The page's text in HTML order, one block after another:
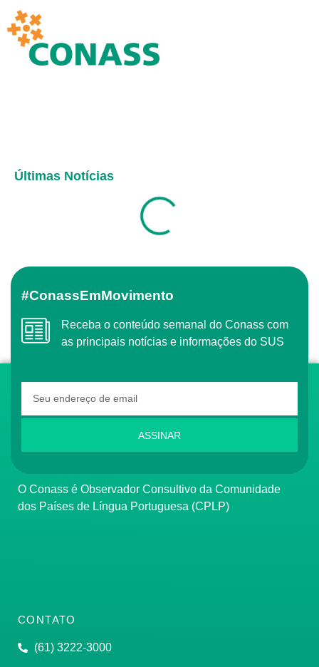
Últimas Notícias
#ConassEmMovimento
Receba o conteúdo semanal do Conass com
as principais notícias e informações do SUS
ASSINAR
O Conass é Observador Consultivo da Comunidade
dos Países de Língua Portuguesa (CPLP)
CONTATO
(61) 3222-3000